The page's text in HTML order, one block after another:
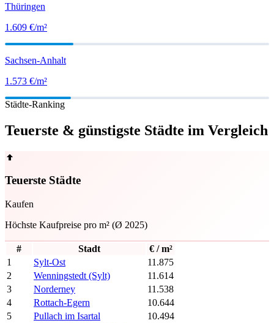
Thüringen
1.609 €/m²
Sachsen-Anhalt
1.573 €/m²
Städte-Ranking
Teuerste & günstigste Städte im Vergleich
Teuerste Städte
Kaufen
Höchste Kaufpreise pro m² (Ø 2025)
# Stadt
€ / m²
1
Sylt-Ost
11.875
2
Wenningstedt (Sylt)
11.614
3
Norderney
11.538
4
Rottach-Egern
10.644
5
Pullach im Isartal
10.494